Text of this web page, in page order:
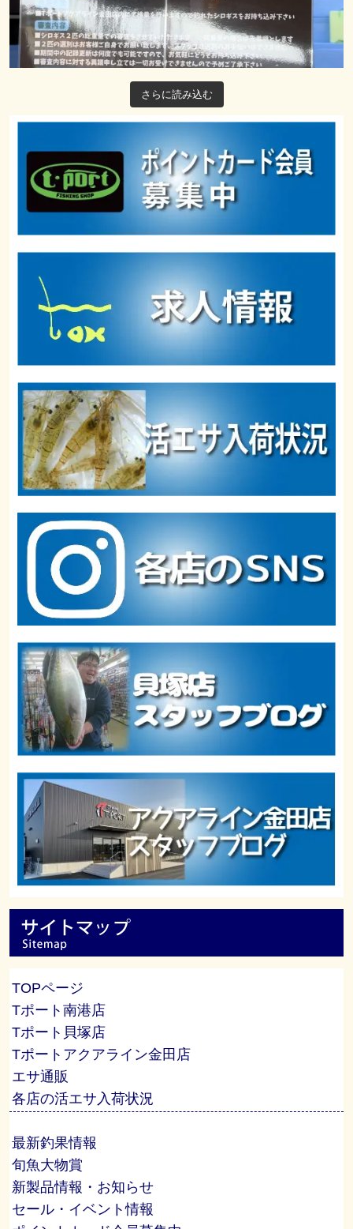
さらに読み込む
TOPページ
Tポート南港店
Tポート貝塚店
Tポートアクアライン金田店
エサ通販
各店の活エサ入荷状況
最新釣果情報
旬魚大物賞
新製品情報・お知らせ
セール・イベント情報